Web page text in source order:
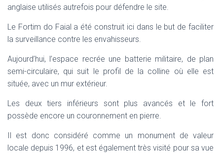
anglaise utilisés autrefois pour défendre le site.
Le Fortim do Faial a été construit ici dans le but de faciliter
la surveillance contre les envahisseurs.
Aujourd’hui, l’espace recrée une batterie militaire, de plan
semi-circulaire, qui suit le profil de la colline où elle est
située, avec un mur extérieur.
Les deux tiers inférieurs sont plus avancés et le fort
possède encore un couronnement en pierre.
Il est donc considéré comme un monument de valeur
locale depuis 1996, et est également très visité pour sa vue